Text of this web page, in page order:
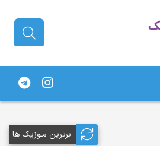
برترین مـوزیک ها